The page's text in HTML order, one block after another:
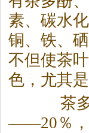
素、碳水
铜、铁、
不但使茶
色，尤其
茶多
——20％，